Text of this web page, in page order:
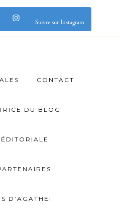
Suivre sur Instagram
CONTACT
DU BLOG
D’AGATHE!